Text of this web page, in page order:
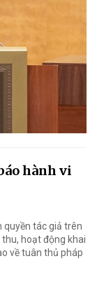
hành vi
quyền tác giả trên
hoạt động khai
về tuân thủ pháp